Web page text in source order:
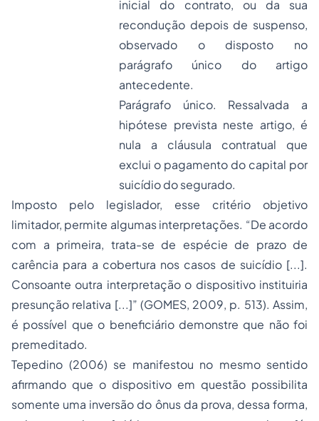
inicial do contrato, ou da sua
recondução depois de suspenso,
observado o disposto no
parágrafo único do artigo
antecedente.
Parágrafo único. Ressalvada a
hipótese prevista neste artigo, é
nula a cláusula contratual que
exclui o pagamento do capital por
suicídio do segurado.
Imposto pelo legislador, esse critério objetivo
limitador, permite algumas interpretações. “De acordo
com a primeira, trata-se de espécie de prazo de
carência para a cobertura nos casos de suicídio [...].
Consoante outra interpretação o dispositivo instituiria
presunção relativa [...]” (GOMES, 2009, p. 513). Assim,
é possível que o beneficiário demonstre que não foi
premeditado.
Tepedino (2006) se manifestou no mesmo sentido
afirmando que o dispositivo em questão possibilita
somente uma inversão do ônus da prova, dessa forma,